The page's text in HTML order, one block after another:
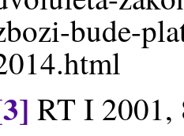
bude-
RT I 2001,